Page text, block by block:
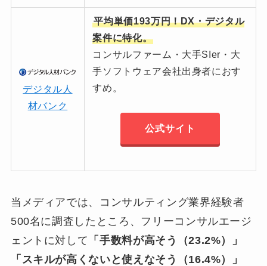
デジタル人
材バンク
平均単価193万円！DX・デジタル
案件に特化。
コンサルファーム・大手SIer・大
手ソフトウェア会社出身者におす
すめ。
公式サイト
当メディアでは、コンサルティング業界経験者
500名に調査したところ、フリーコンサルエージ
ェントに対して 「手数料が高そう（23.2%）」
「スキルが高くないと使えなそう（16.4%）」